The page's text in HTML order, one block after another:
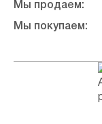
Мы продаем:
Мы покупаем: